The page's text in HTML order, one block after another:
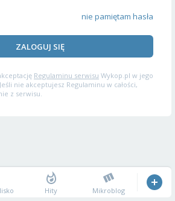
nie pamiętam hasła
ZALOGUJ SIĘ
Regulaminu serwisu Wykop.pl w jego
nie akceptujesz Regulaminu w całości,
z serwisu.
Hity Mikroblog